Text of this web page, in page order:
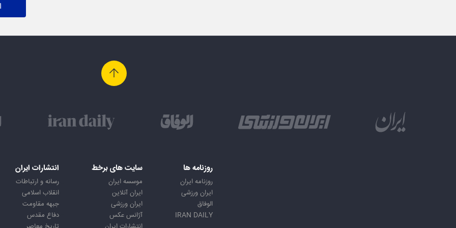
روزنامه ها
روزنامه ایران
ایران ورزشی
الوفاق
IRAN DAILY
سایت های برخط
موسسه ایران
ایران آنلاین
ایران ورزشی
آژانس عکس
انتشارات ایران
رسانه و ارتباطات
انقلاب اسلامی
جبهه مقاومت
دفاع مقدس